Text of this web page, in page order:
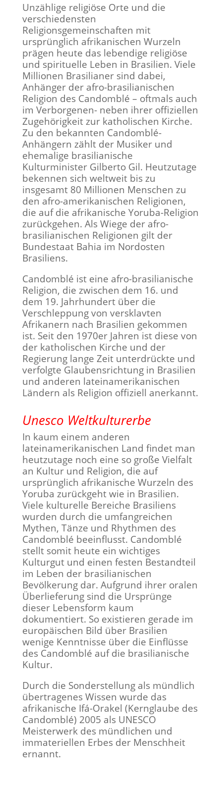
Unzählige religiöse Orte und die
verschiedensten
Religionsgemeinschaften mit
ursprünglich afrikanischen Wurzeln
prägen heute das lebendige religiöse
und spirituelle Leben in Brasilien. Viele
Millionen Brasilianer sind dabei,
Anhänger der afro-brasilianischen
Religion des Candomblé – oftmals auch
im Verborgenen- neben ihrer offiziellen
Zugehörigkeit zur katholischen Kirche.
Zu den bekannten Candomblé-
Anhängern zählt der Musiker und
ehemalige brasilianische
Kulturminister Gilberto Gil. Heutzutage
bekennen sich weltweit bis zu
insgesamt 80 Millionen Menschen zu
den afro-amerikanischen Religionen,
die auf die afrikanische Yoruba-Religion
zurückgehen. Als Wiege der afro-
brasilianischen Religionen gilt der
Bundestaat Bahia im Nordosten
Brasiliens.
Candomblé ist eine afro-brasilianische
Religion, die zwischen dem 16. und
dem 19. Jahrhundert über die
Verschleppung von versklavten
Afrikanern nach Brasilien gekommen
ist. Seit den 1970er Jahren ist diese von
der katholischen Kirche und der
Regierung lange Zeit unterdrückte und
verfolgte Glaubensrichtung in Brasilien
und anderen lateinamerikanischen
Ländern als Religion offiziell anerkannt.
Unesco Weltkulturerbe
In kaum einem anderen
lateinamerikanischen Land findet man
heutzutage noch eine so große Vielfalt
an Kultur und Religion, die auf
ursprünglich afrikanische Wurzeln des
Yoruba zurückgeht wie in Brasilien.
Viele kulturelle Bereiche Brasiliens
wurden durch die umfangreichen
Mythen, Tänze und Rhythmen des
Candomblé beeinflusst. Candomblé
stellt somit heute ein wichtiges
Kulturgut und einen festen Bestandteil
im Leben der brasilianischen
Bevölkerung dar. Aufgrund ihrer oralen
Überlieferung sind die Ursprünge
dieser Lebensform kaum
dokumentiert. So existieren gerade im
europäischen Bild über Brasilien
wenige Kenntnisse über die Einflüsse
des Candomblé auf die brasilianische
Kultur.
Durch die Sonderstellung als mündlich
übertragenes Wissen wurde das
afrikanische Ifá-Orakel (Kernglaube des
Candomblé) 2005 als UNESCO
Meisterwerk des mündlichen und
immateriellen Erbes der Menschheit
ernannt.